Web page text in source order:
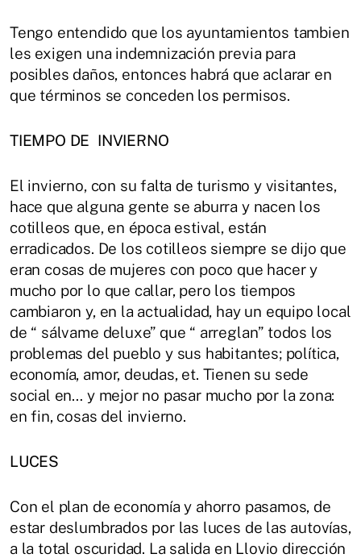
Tengo entendido que los ayuntamientos tambien
les exigen una indemnización previa para
posibles daños, entonces habrá que aclarar en
que términos se conceden los permisos.
TIEMPO DE INVIERNO
El invierno, con su falta de turismo y visitantes,
hace que alguna gente se aburra y nacen los
cotilleos que, en época estival, están
erradicados. De los cotilleos siempre se dijo que
eran cosas de mujeres con poco que hacer y
mucho por lo que callar, pero los tiempos
cambiaron y, en la actualidad, hay un equipo local
de “ sálvame deluxe” que “ arreglan” todos los
problemas del pueblo y sus habitantes; política,
economía, amor, deudas, et. Tienen su sede
social en… y mejor no pasar mucho por la zona:
en fin, cosas del invierno.
LUCES
Con el plan de economía y ahorro pasamos, de
estar deslumbrados por las luces de las autovías,
a la total oscuridad. La salida en Llovio dirección